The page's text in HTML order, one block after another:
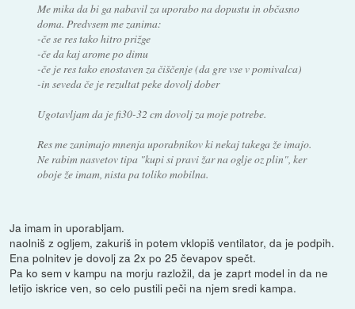
Me mika da bi ga nabavil za uporabo na dopustu in občasno
doma. Predvsem me zanima:
-če se res tako hitro prižge
-če da kaj arome po dimu
-če je res tako enostaven za čiščenje (da gre vse v pomivalca)
-in seveda če je rezultat peke dovolj dober
Ugotavljam da je fi30-32 cm dovolj za moje potrebe.
Res me zanimajo mnenja uporabnikov ki nekaj takega že imajo.
Ne rabim nasvetov tipa "kupi si pravi žar na oglje oz plin", ker
oboje že imam, nista pa toliko mobilna.
Ja imam in uporabljam.
naolniš z ogljem, zakuriš in potem vklopiš ventilator, da je podpih.
Ena polnitev je dovolj za 2x po 25 čevapov spečt.
Pa ko sem v kampu na morju razložil, da je zaprt model in da ne
letijo iskrice ven, so celo pustili peči na njem sredi kampa.